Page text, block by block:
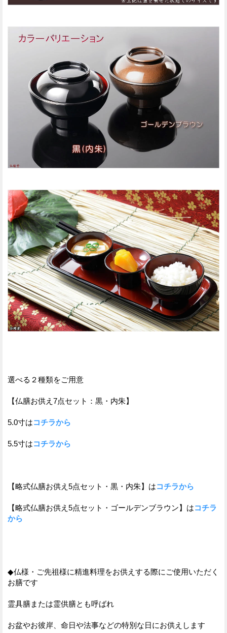
選べる２種類をご用意
【仏膳お供え7点セット：黒・内朱】
5.0寸はコチラから
5.5寸はコチラから
【略式仏膳お供え5点セット・黒・内朱】はコチラから
【略式仏膳お供え5点セット・ゴールデンブラウン】はコチラ
から
◆仏様・ご先祖様に精進料理をお供えする際にご使用いただく
お膳です
霊具膳または霊供膳とも呼ばれ
お盆やお彼岸、命日や法事などの特別な日にお供えします